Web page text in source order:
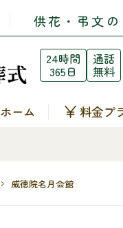
供花・弔文の
24時間
365日
通話
無料
ホーム 料金プ
威徳院名月会館